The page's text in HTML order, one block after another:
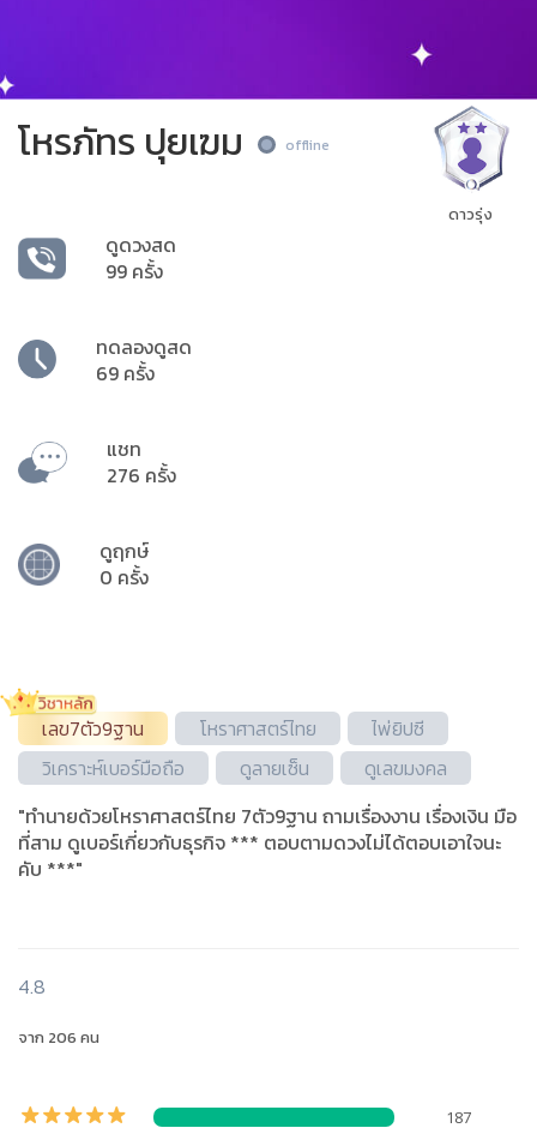
โหรภัทร ปุยเฆม offline
ดูดวงสด
99 ครั้ง
ทดลองดูสด
69 ครั้ง
แชท
276 ครั้ง
ดูฤกษ์
0 ครั้ง
ดาวรุ่ง
เลข7ตัว9ฐาน โหราศาสตร์ไทย
ไพ่ยิปซี
วิเคราะห์เบอร์มือถือ
ดูลายเซ็น
ดูเลขมงคล
"ทำนายด้วยโหราศาสตร์ไทย 7ตัว9ฐาน ถามเรื่องงาน เรื่องเงิน มือ
ที่สาม ดูเบอร์เกี่ยวกับธุรกิจ *** ตอบตามดวงไม่ได้ตอบเอาใจนะ
คับ ***"
4.8
จาก 206 คน
187